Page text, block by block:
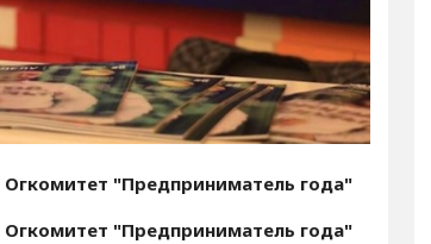
Огкомитет "Предприниматель года"
Огкомитет "Предприниматель года"